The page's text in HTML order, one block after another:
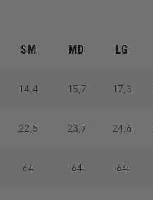
SM MD LG
14,4 15,7 17,3
22,5 23,7 24,6
64 64 64